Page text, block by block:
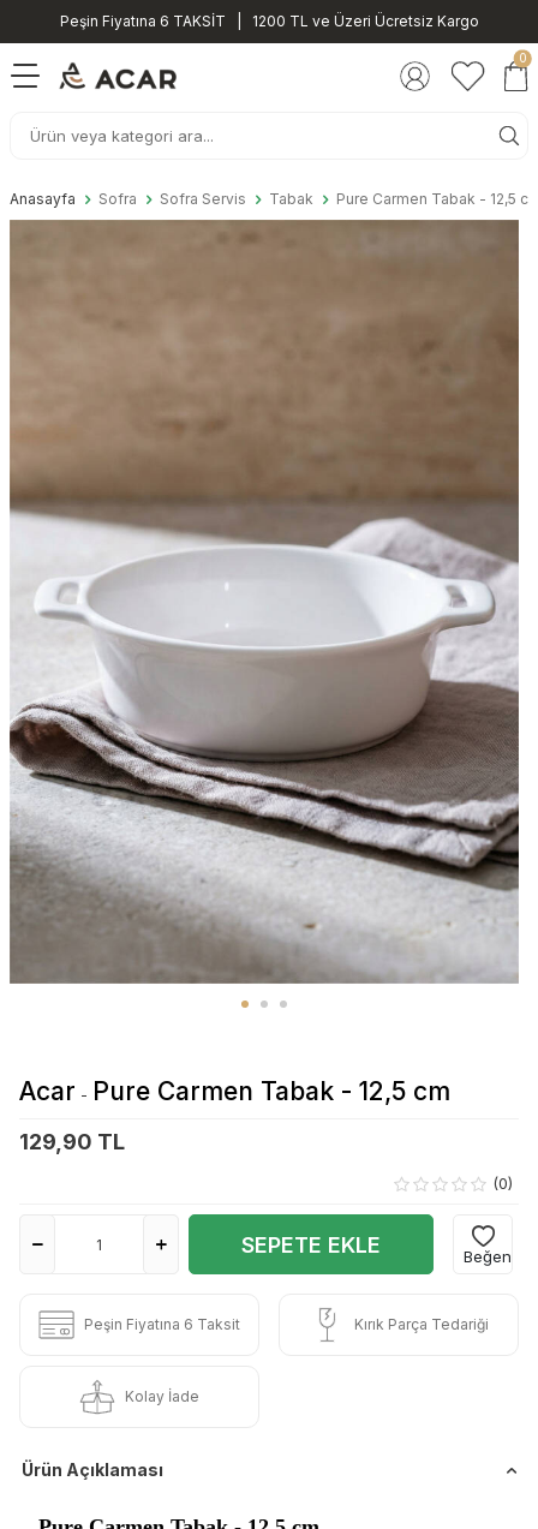
Peşin Fiyatına 6 TAKSİT | 1200 TL ve Üzeri Ücretsiz Kargo
0
Anasayfa Sofra Sofra Servis Tabak Pure Carmen Tabak - 12,5
Acar - Pure Carmen Tabak - 12,5 cm
129,90 TL
(0)
SEPETE EKLE Beğen
Peşin Fiyatına 6 Taksit Kırık Parça Tedariği
Kolay İade
Ürün Açıklaması